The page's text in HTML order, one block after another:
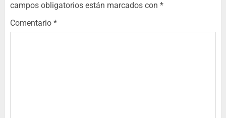
campos obligatorios están marcados con *
Comentario *